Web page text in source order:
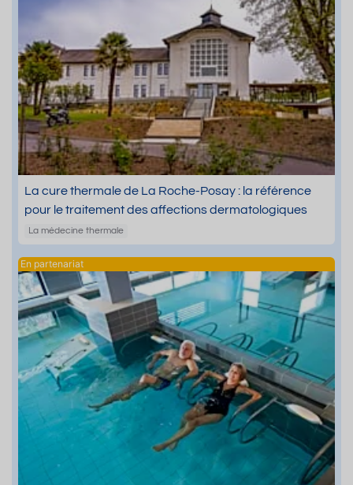
La cure thermale de La Roche-Posay : la référence
pour le traitement des affections dermatologiques
La médecine thermale